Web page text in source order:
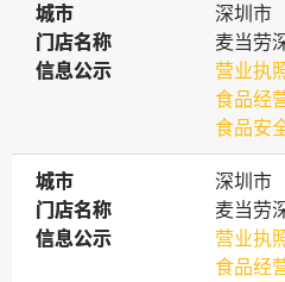
城市
城市
深圳市
门店名称
门店名称
麦当劳
信息公示
信息公示
营业执
食品经
食品安
城市
城市
深圳市
门店名称
门店名称
麦当劳
信息公示
信息公示
营业执
食品经